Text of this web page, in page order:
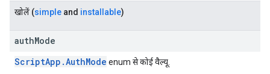
खोलें (simple and installable)
authMode
ScriptApp.AuthMode enum से कोई वैल्यू.